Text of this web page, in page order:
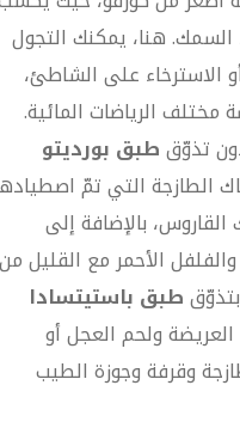
هنا، يمكنك التجول
الاسترخاء على الشاطئ،
الرياضات المائية.
تذوّقطبق بورديتو
الطازجة التي تمّ
بالإضافة إلى
الأحمر مع القليل من
طبق باستيتسادا
ولحم العجل أو
وقرفة وجوزة الطيب